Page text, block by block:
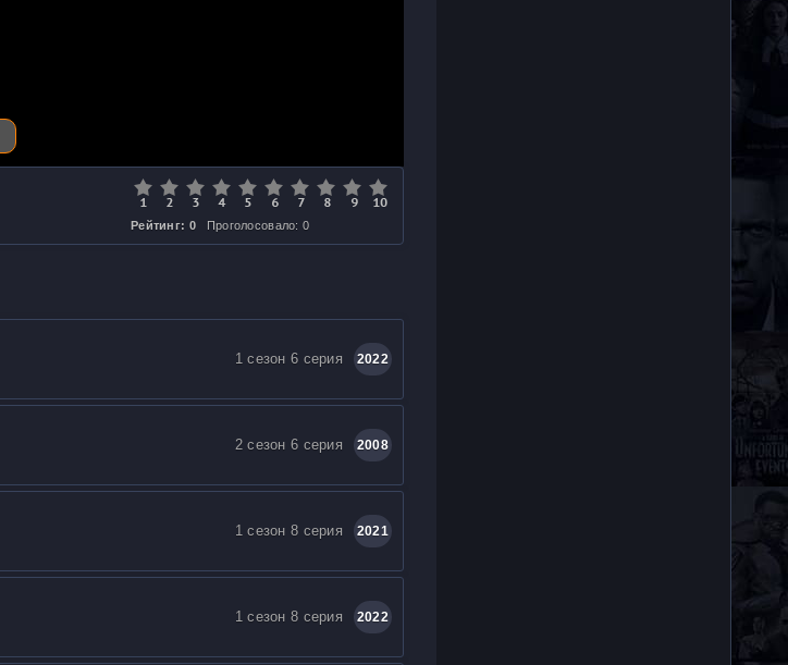
Рейтинг: 0 Проголосовало: 0
1 сезон 6 серия 2022
2 сезон 6 серия 2008
1 сезон 8 серия 2021
1 сезон 8 серия 2022